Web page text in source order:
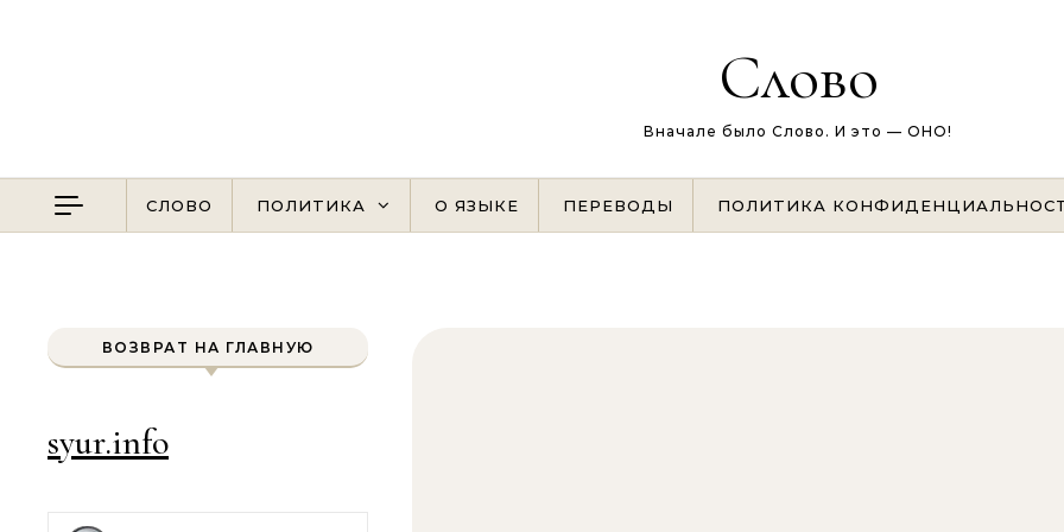
Слово
Вначале было Слово. И это — ОНО!
СЛОВО ПОЛИТИКА О ЯЗЫКЕ ПЕРЕВОДЫ ПОЛИТИКА
ВОЗВРАТ НА ГЛАВНУЮ
syur.info